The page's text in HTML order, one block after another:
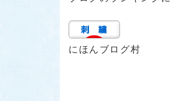
にほんブログ村